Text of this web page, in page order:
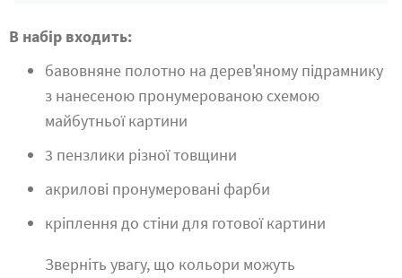
В набір входить:
бавовняне полотно на дерев'яному підрамнику
з нанесеною пронумерованою схемою
майбутньої картини
3 пензлики різної товщини
акрилові пронумеровані фарби
кріплення до стіни для готової картини
Зверніть увагу, що кольори можуть